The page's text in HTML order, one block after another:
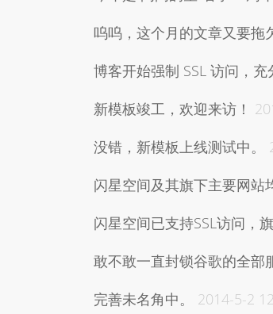
呜呜，这个月的文章又要拖
博客开始强制 SSL 访问，充
新模板竣工，欢迎来访！
没错，新模板上线测试中。
闪星空间及其旗下主要网站
闪星空间已支持SSL访问，
敢不敢一直封锁谷歌的全部
完善未名角中。
2014-5-2